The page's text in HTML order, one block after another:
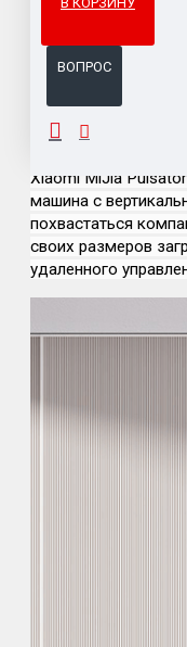
ВОПРОС
ОПИСАНИЕ
Xiaomi MiJia
машина с
похвастаться
своих размеров
удаленного